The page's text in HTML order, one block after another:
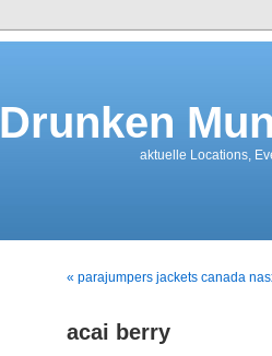
Drunken
aktuelle Locations,
« parajumpers jackets canada
acai berry